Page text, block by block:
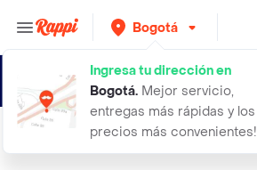
Bogotá
Ingresa tu dirección en
Bogotá. Mejor servicio,
entregas más rápidas y los
precios más convenientes!
aceite cbd gotas cafe cofee 15ml 75